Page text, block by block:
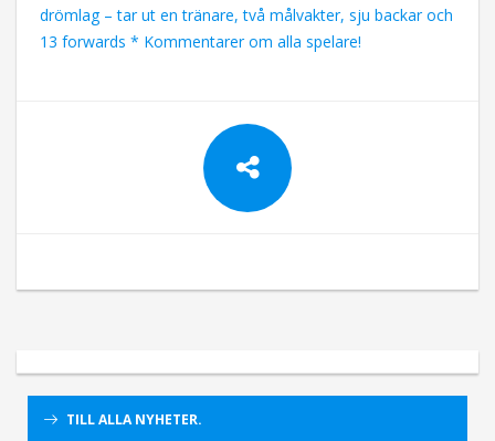
drömlag – tar ut en tränare, två målvakter, sju backar och
13 forwards * Kommentarer om alla spelare!
TILL ALLA NYHETER.